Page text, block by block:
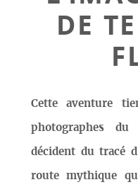
DE
Cette aventure
photographes du
décident du tracé
route mythique